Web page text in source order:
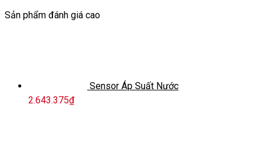
Sản phẩm đánh giá cao
Sensor Áp Suất Nước
2.643.375₫